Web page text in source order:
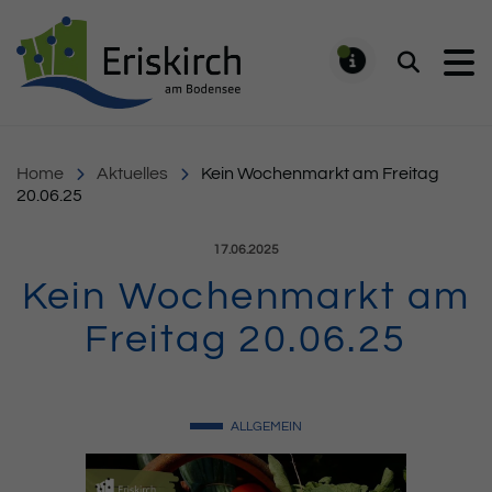
Suchen
Home Aktuelles
Kein Wochenmarkt am Freitag
20.06.25
Veröffentlicht am:
17.06.2025
Kein Wochenmarkt am
Freitag 20.06.25
ALLGEMEIN